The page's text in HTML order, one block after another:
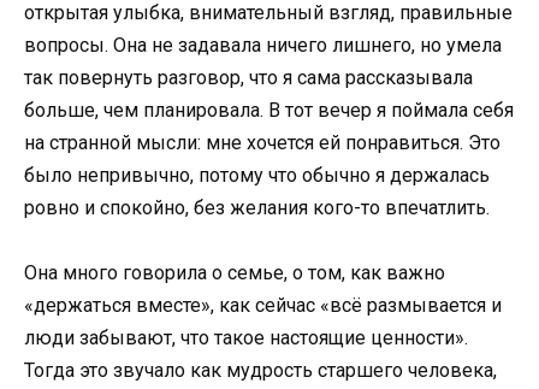
открытая улыбка, внимательный взгляд, правильные
вопросы. Она не задавала ничего лишнего, но умела
так повернуть разговор, что я сама рассказывала
больше, чем планировала. В тот вечер я поймала себя
на странной мысли: мне хочется ей понравиться. Это
было непривычно, потому что обычно я держалась
ровно и спокойно, без желания кого-то впечатлить.
Она много говорила о семье, о том, как важно
«держаться вместе», как сейчас «всё размывается и
люди забывают, что такое настоящие ценности».
Тогда это звучало как мудрость старшего человека,